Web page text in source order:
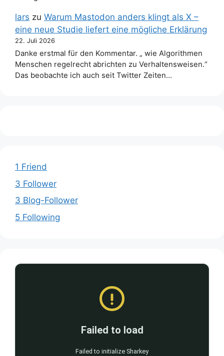
lars zu Warum Mastodon anders klingt als X –
eine neue Studie liefert eine mögliche Erklärung
22. Juli 2026
Danke erstmal für den Kommentar. „ wie Algorithmen
Menschen regelrecht abrichten zu Verhaltensweisen.“
Das beobachte ich auch seit Twitter Zeiten…
1 Friend
3 Follower
3 Blog-Follower
5 Following